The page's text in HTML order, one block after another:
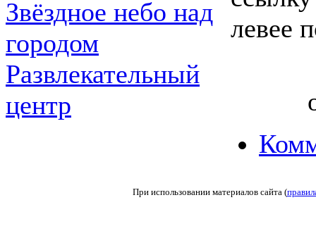
Звёздное небо над
городом
Развлекательный
центр
левее
При использовании материалов сайта (